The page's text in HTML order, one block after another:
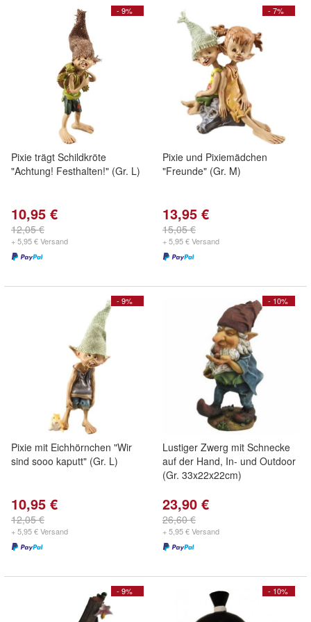
- 9%
Pixie trägt Schildkröte
"Achtung! Festhalten!" (Gr. L)
10,95 €
12,05 €
+ 5,95 € Versand
- 7%
Pixie und Pixiemädchen
"Freunde" (Gr. M)
13,95 €
15,05 €
+ 5,95 € Versand
- 9%
Pixie mit Eichhörnchen "Wir
sind sooo kaputt" (Gr. L)
10,95 €
12,05 €
+ 5,95 € Versand
- 10%
Lustiger Zwerg mit Schnecke
auf der Hand, In- und Outdoor
(Gr. 33x22x22cm)
23,90 €
26,60 €
+ 5,95 € Versand
- 9% - 10%